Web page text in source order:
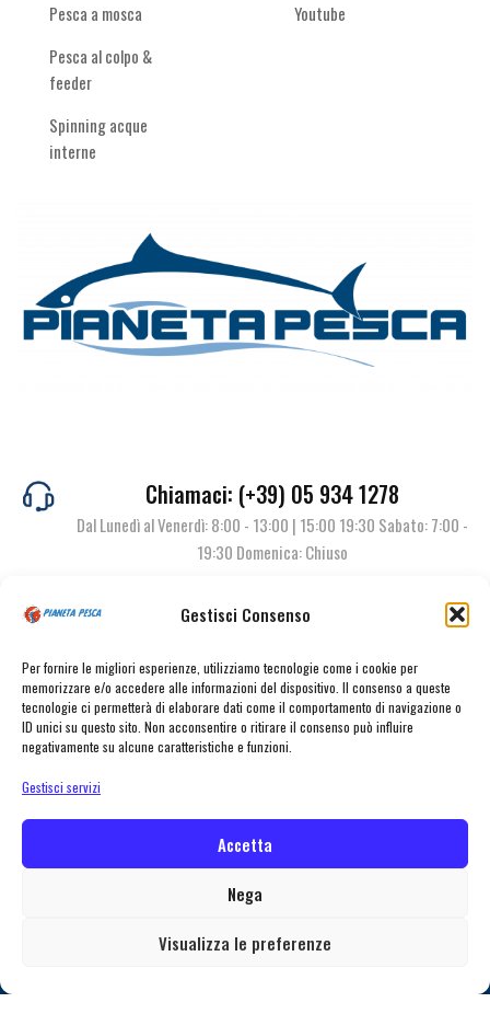
Gestisci Consenso
Per fornire le migliori esperienze, utilizziamo tecnologie come i cookie per
memorizzare e/o accedere alle informazioni del dispositivo. Il consenso a queste
tecnologie ci permetterà di elaborare dati come il comportamento di navigazione o
ID unici su questo sito. Non acconsentire o ritirare il consenso può influire
negativamente su alcune caratteristiche e funzioni.
Gestisci servizi
Accetta
Nega
Visualizza le preferenze
Pesca a mosca
Pesca al colpo &
feeder
Spinning acque
interne
Youtube
Chiamaci: (+39) 05 934 1278
Dal Lunedì al Venerdì: 8:00 - 13:00 | 15:00 19:30 Sabato: 7:00 -
19:30 Domenica: Chiuso
© Pianeta Pesca Viale Marcello Finzi, 563 41122 Modena (MO) | P.I.
02141860367 | Tel. 059 341278 | info@pianetapesca.it